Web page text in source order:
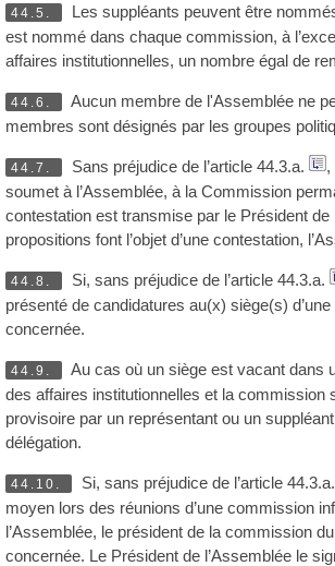
44.5.
Les suppléants peuvent être
est nommé dans chaque commission, à
affaires institutionnelles, un nombre égal de
44.6.
Aucun membre de l'Assemblée ne
membres sont désignés par les groupes
44.7. Sans préjudice de l’article 44.3.a.
,
soumet à l’Assemblée, à la Commission
contestation est transmise par le Président
propositions font l’objet d’une contestation,
44.8.
Si, sans préjudice de l’article 44.3.a.
présenté de candidatures au(x) siège(s)
concernée.
44.9.
Au cas où un siège est vacant dans
des affaires institutionnelles et la commission
provisoire par un représentant ou un
délégation.
44.10.
Si, sans préjudice de l’article
moyen lors des réunions d’une commission
l’Assemblée, le président de la commission
concernée. Le Président de l’Assemblée le